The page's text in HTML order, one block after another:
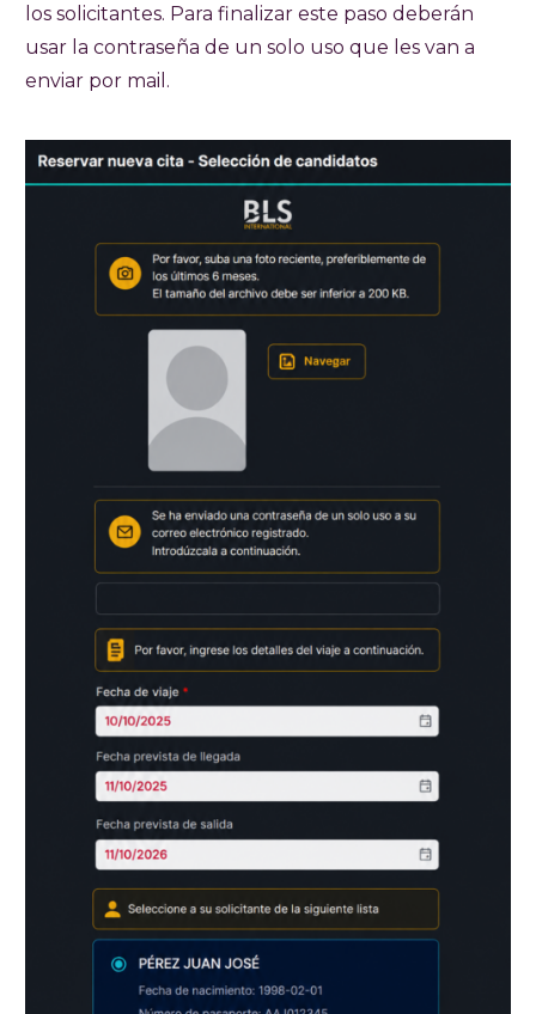
los solicitantes. Para finalizar este paso deberán
usar la contraseña de un solo uso que les van a
enviar por mail.